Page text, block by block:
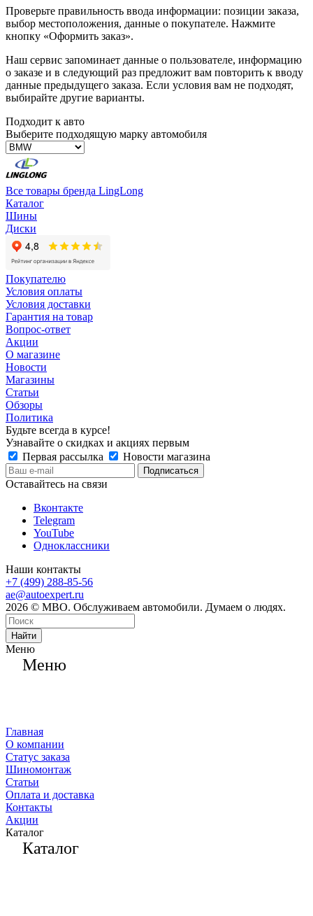
Проверьте правильность ввода информации: позиции заказа,
выбор местоположения, данные о покупателе. Нажмите
кнопку «Оформить заказ».
Наш сервис запоминает данные о пользователе, информацию
о заказе и в следующий раз предложит вам повторить к вводу
данные предыдущего заказа. Если условия вам не подходят,
выбирайте другие варианты.
Подходит к авто
Выберите подходящую марку автомобиля
Все товары бренда LingLong
Каталог
Шины
Диски
Покупателю
Условия оплаты
Условия доставки
Гарантия на товар
Вопрос-ответ
Акции
О магазине
Новости
Магазины
Статьи
Обзоры
Политика
Будьте всегда в курсе!
Узнавайте о скидках и акциях первым
Первая рассылка
Новости магазина
Оставайтесь на связи
Вконтакте
Telegram
YouTube
Одноклассники
Наши контакты
+7 (499) 288-85-56
ae@autoexpert.ru
2026 © МВО. Обслуживаем автомобили. Думаем о людях.
Найти
Меню
Меню
Главная
О компании
Статус заказа
Шиномонтаж
Статьи
Оплата и доставка
Контакты
Акции
Каталог
Каталог